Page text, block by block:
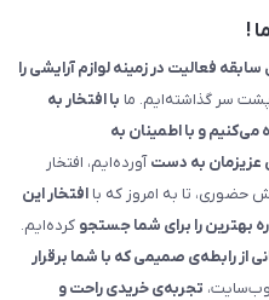
!
25 سال سابقه فعالیت در زمینه لوازم آرایشی را
سر گذاشته‌ایم. ما با افتخار به
و با اطمینان به
عزیزمان به دستآورده‌ایم، افتخار
حضوری، تا به امروز که با افتخار این
بهترین را برای شما جستجو کرده‌ایم.
رابطه‌ی صمیمی که با شما برقرار
وب‌سایت، تجربه‌ی خریدی راحت و